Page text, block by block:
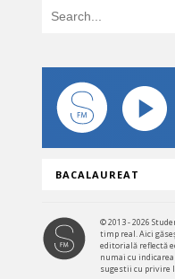
BACALAUREAT
© 2013 - 2026
timp real. Aici
editorială reflectă
numai cu
sugestii cu privire